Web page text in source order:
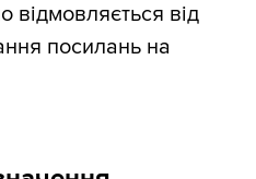
відмовляється від
посилань на